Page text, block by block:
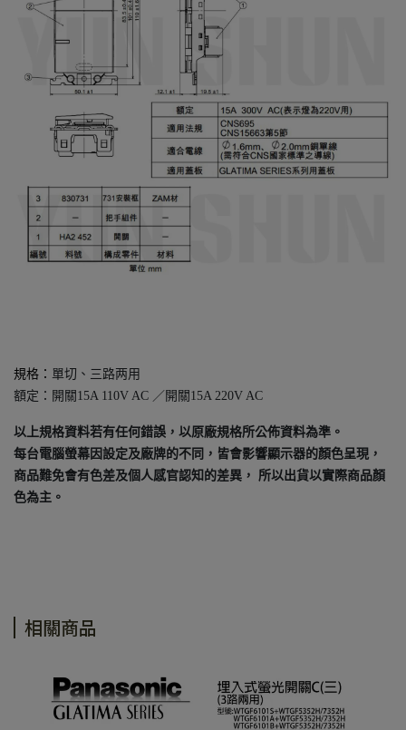
規格： 單切、三路两用
額定：開關15A 110V AC ／開關15A 220V AC
以上規格資料若有任何錯誤，以原廠規格所公佈資料為準。
每台電腦螢幕因設定及廠牌的不同，皆會影響顯示器的顏色呈現，
商品難免會有色差及個人感官認知的差異， 所以出貨以實際商品顏
色為主。
相關商品